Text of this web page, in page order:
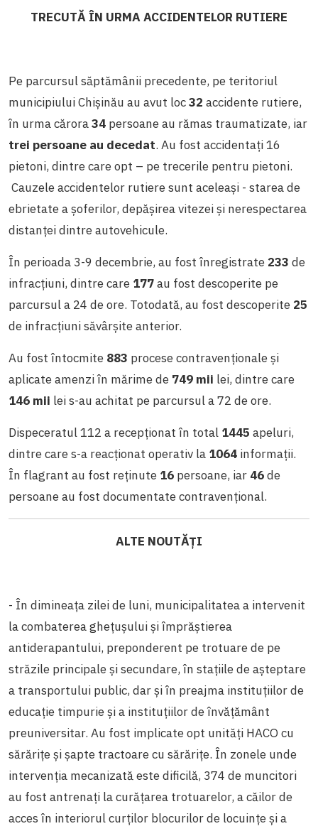
TRECUTĂ ÎN URMA ACCIDENTELOR RUTIERE
Pe parcursul săptămânii precedente, pe teritoriul
municipiului Chișinău au avut loc32 accidente rutiere,
în urma cărora34 persoane au rămas traumatizate, iar
trei persoane au decedat. Au fost accidentați 16
pietoni, dintre care opt – pe trecerile pentru pietoni.
Cauzele accidentelor rutiere sunt aceleași - starea de
ebrietate a șoferilor, depășirea vitezei și nerespectarea
distanței dintre autovehicule.
În perioada 3-9 decembrie, au fost înregistrate 233 de
infracțiuni, dintre care 177au fost descoperite pe
parcursul a 24 de ore. Totodată, au fost descoperite 25
de infracțiuni săvârșite anterior.
Au fost întocmite 883 procese contravenționale și
aplicate amenzi în mărime de 749 mii lei, dintre care
146 mii lei s-au achitat pe parcursul a 72 de ore.
Dispeceratul 112 a recepționat în total 1445 apeluri,
dintre care s-a reacționat operativ la 1064 informații.
În flagrant au fost reținute 16 persoane, iar 46de
persoane au fost documentate contravențional.
ALTE NOUTĂȚI
- În dimineața zilei de luni, municipalitatea a intervenit
la combaterea ghețușului și împrăștierea
antiderapantului, preponderent pe trotuare de pe
străzile principale și secundare, în stațiile de așteptare
a transportului public, dar și în preajma instituțiilor de
educație timpurie și a instituțiilor de învățământ
preuniversitar. Au fost implicate opt unități HACO cu
sărărițe și șapte tractoare cu sărărițe. În zonele unde
intervenția mecanizată este dificilă, 374 de muncitori
au fost antrenați la curăţarea trotuarelor, a căilor de
acces în interiorul curţilor blocurilor de locuinţe şi a